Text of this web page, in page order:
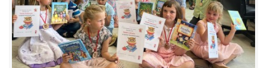
PROJEKT FLYNN "KNIHOVNA" CARSEN
E-KNIHY DO KAŽDÉ KNIHOVNY